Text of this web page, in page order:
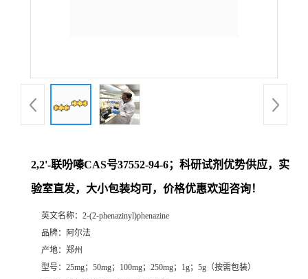
厅2,2'-联吩嗪CAS号37552-94-6；科研试剂优势供应，实
验室直发，大小包装均可，价格优惠欢迎咨询！
英文名称： 2-(2-phenazinyl)phenazine
品牌：
阿尔法
产地： 郑州
型号： 25mg；50mg；100mg；250mg；1g；5g（按需包装）